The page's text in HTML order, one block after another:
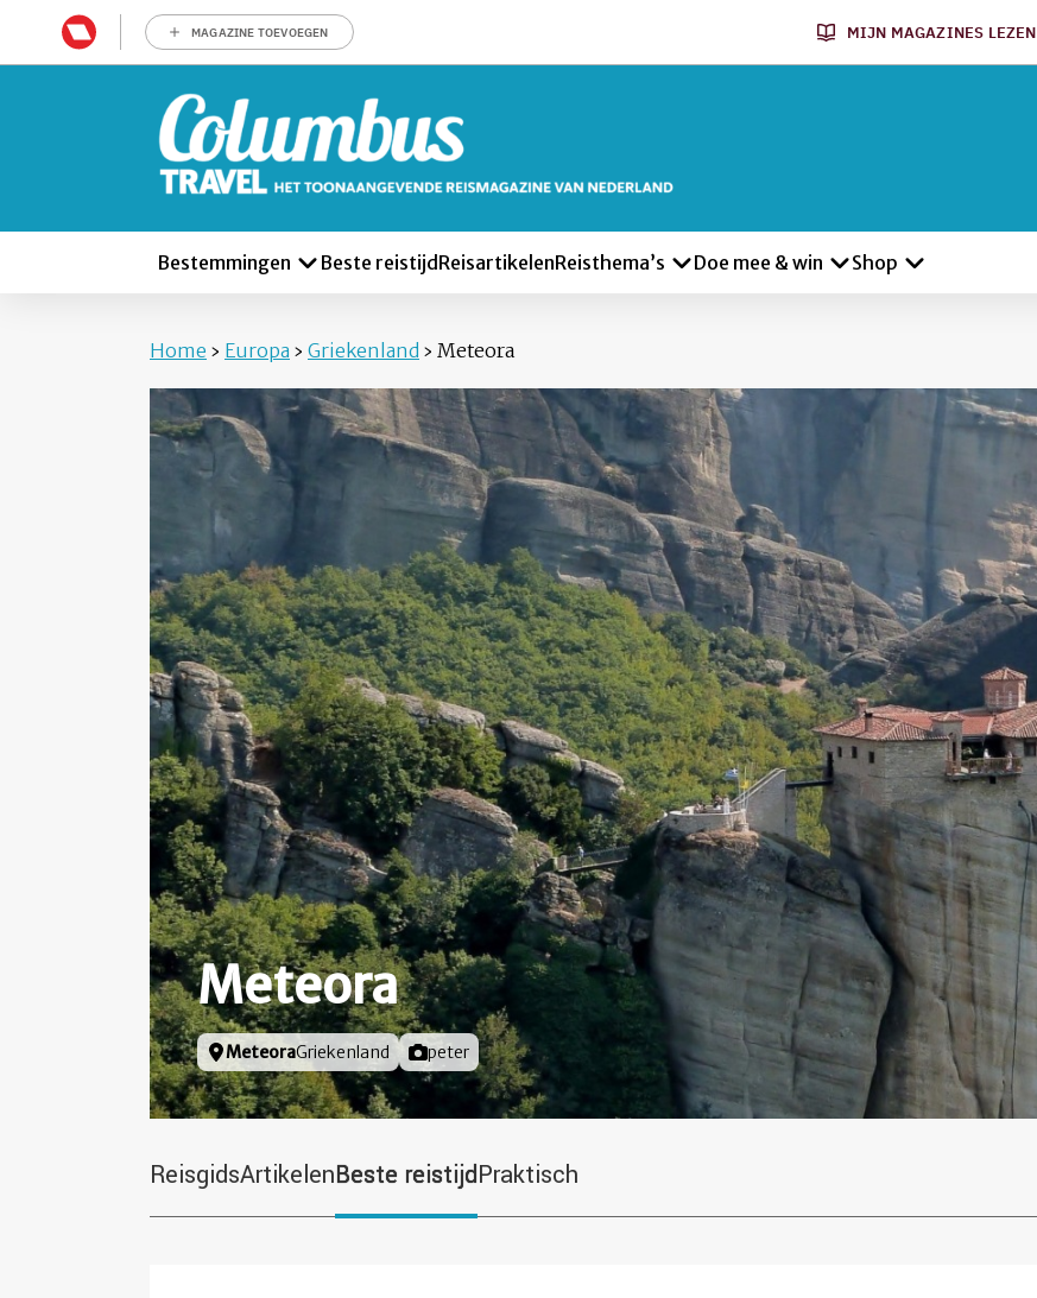
MAGAZINE TOEVOEGEN MIJN MAGAZINES LEZEN
Bestemmingen Beste reistijd ReisartikelenReisthema’s Doe mee & win Shop
Home › Europa › Griekenland › Meteora
Meteora
Locatie
MeteoraGriekenland Foto door
peter
ReisgidsArtikelenBeste reistijdPraktisch